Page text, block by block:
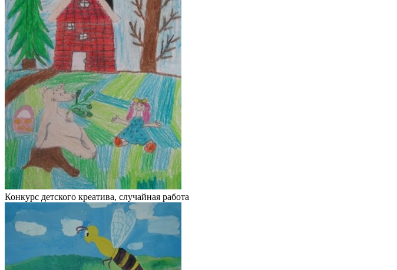
Конкурс детского креатива, случайная работа